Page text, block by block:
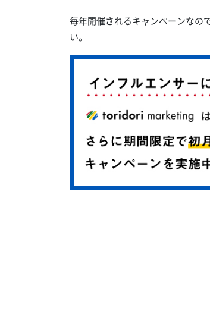
毎年開催されるキャンペーンなの
い。